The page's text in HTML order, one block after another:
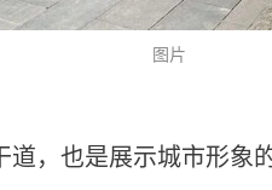
图片
道，也是展示城市形象